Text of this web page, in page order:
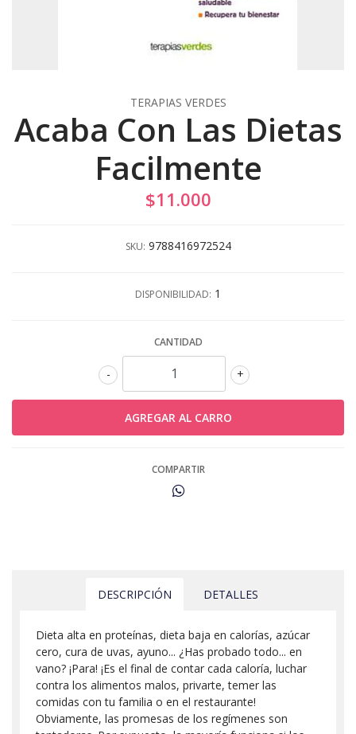
TERAPIAS VERDES
Acaba Con Las Dietas
Facilmente
$11.000
SKU: 9788416972524
DISPONIBILIDAD: 1
CANTIDAD
+
-
COMPARTIR
DESCRIPCIÓN DETALLES
Dieta alta en proteínas, dieta baja en calorías, azúcar
cero, cura de uvas, ayuno... ¿Has probado todo... en
vano? ¡Para! ¡Es el final de contar cada caloría, luchar
contra los alimentos malos, privarte, temer las
comidas con tu familia o en el restaurante!
Obviamente, las promesas de los regímenes son